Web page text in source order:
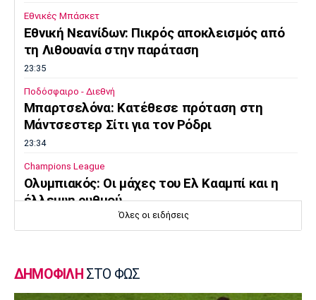
Εθνικές Μπάσκετ
Εθνική Νεανίδων: Πικρός αποκλεισμός από
τη Λιθουανία στην παράταση
23:35
Ποδόσφαιρο - Διεθνή
Μπαρτσελόνα: Κατέθεσε πρόταση στη
Μάντσεστερ Σίτι για τον Ρόδρι
23:34
Champions League
Ολυμπιακός: Οι μάχες του Ελ Κααμπί και η
έλλειψη ρυθμού
23:22
Όλες οι ειδήσεις
ΔΗΜΟΦΙΛΗ ΣΤΟ ΦΩΣ